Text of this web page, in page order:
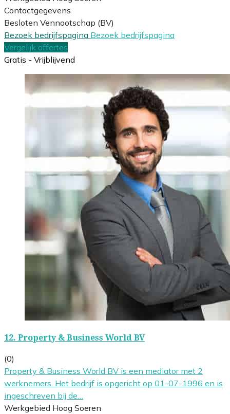
Contactgegevens
Besloten Vennootschap (BV)
Bezoek bedrijfspagina Bezoek bedrijfspagina
Vergelijk offertes
Gratis - Vrijblijvend
12. Property & Business World BV
(0)
Property & Business World BV is een mediator met 2
werknemers. Het bedrijf is opgericht op 01-07-1996 en is
ingeschreven bij de…
Werkgebied Hoog Soeren